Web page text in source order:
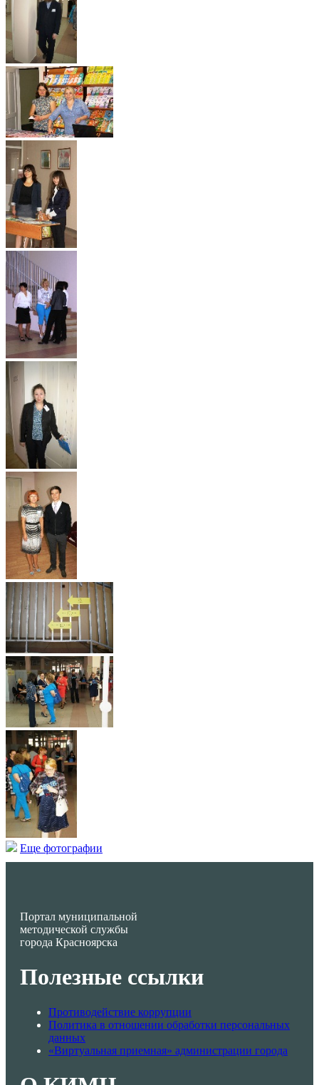
Еще фотографии
Портал муниципальной
методической службы
города Красноярска
Полезные ссылки
Противодействие коррупции
Политика в отношении обработки персональных
данных
«Виртуальная приемная» администрации города